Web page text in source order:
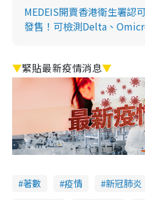
MEDEIS開賣香港衛生署認
發售！可檢測Delta、
▼緊貼最新疫情消息▼
著數 疫情 新冠肺炎